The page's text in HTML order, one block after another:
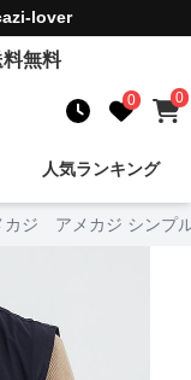
lover
料無料
0 0
人気ランキング
カジ アメカジ シンプ